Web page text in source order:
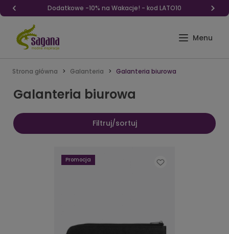
Dodatkowe -10% na Wakacje! - kod LATO10
Strona główna Galanteria Galanteria biurowa
Galanteria biurowa
Filtruj/sortuj
Promocja